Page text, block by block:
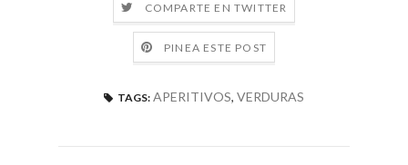
COMPARTE EN TWITTER
PINEA ESTE POST
TAGS: APERITIVOS, VERDURAS